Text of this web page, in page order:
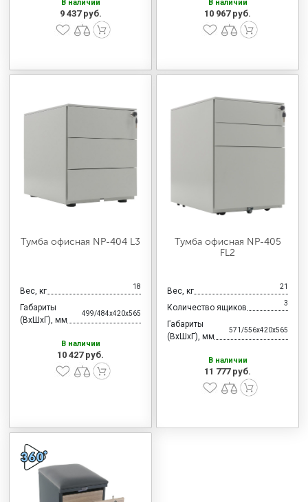
В наличии
9 437 руб.
В наличии
10 967 руб.
Тумба офисная NP-404 L3
Вес, кг 18
Габариты
(ВхШхГ), мм
499/484x420x565
В наличии
10 427 руб.
Тумба офисная NP-405
FL2
Вес, кг 21
Количество ящиков 3
Габариты
(ВхШхГ), мм
571/556x420x565
В наличии
11 777 руб.